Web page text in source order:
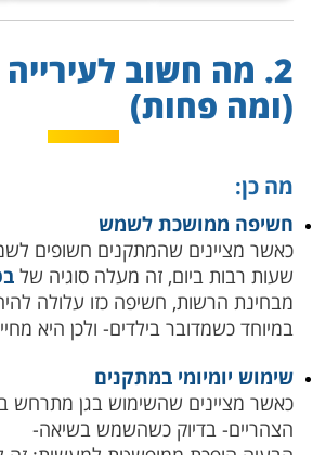
2. מה חשוב
(ומה פחות)
מה כן:
חשיפה ממושכת לשמש
כאשר מציינים שהמתקנים חשופים
שעות רבות ביום, זה מעלה סוגיה של
מבחינת הרשות, חשיפה כזו עלולה
במיוחד כשמדובר בילדים- ולכן היא
שימוש יומיומי במתקנים
כאשר מציינים שהשימוש בגן מתרחש
הצהריים- בדיוק כשהשמש בשיאה-